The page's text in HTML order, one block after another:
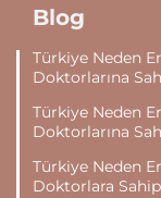
Blog
Türkiye Neden
Doktorlarına
Türkiye Neden
Doktorlarına
Türkiye Neden
Doktorlara